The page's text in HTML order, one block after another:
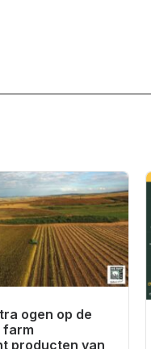
ogen op de
farm
producten van